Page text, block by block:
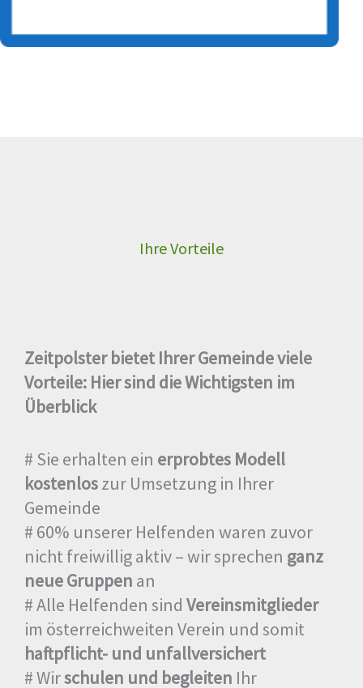
Ihre Vorteile
Zeitpolster bietet Ihrer Gemeinde viele
Vorteile: Hier sind die Wichtigsten im
Überblick
# Sie erhalten ein erprobtes Modell
kostenloszur Umsetzung in Ihrer
Gemeinde
# 60% unserer Helfenden waren zuvor
nicht freiwillig aktiv – wir sprechen ganz
neue Gruppen an
# Alle Helfenden sind Vereinsmitglieder
im österreichweiten Verein und somit
haftpflicht- und unfallversichert
# Wirschulen und begleiten Ihr